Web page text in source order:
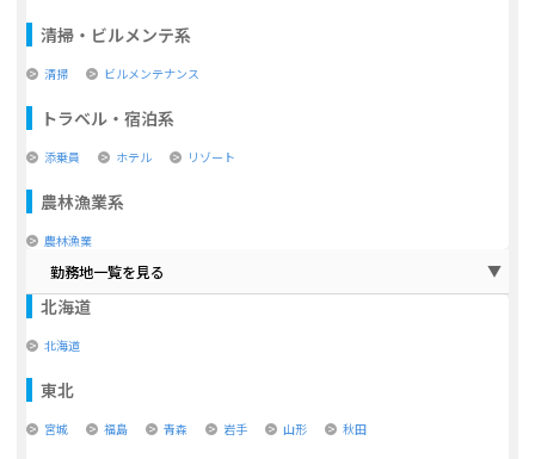
清掃・ビルメンテ系
清掃 ビルメンテナンス
トラベル・宿泊系
添乗員 ホテル リゾート
農林漁業系
農林漁業
勤務地一覧を見る
北海道
北海道
東北
宮城 福島 青森 岩手 山形 秋田